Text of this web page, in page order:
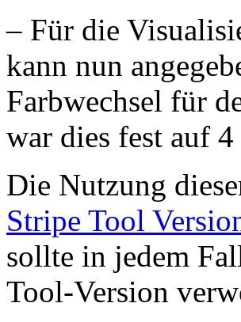
– Für die
kann nun
Farbwechsel für
war dies fest auf
Die Nutzung
Stripe Tool
sollte in jedem
Tool-Version